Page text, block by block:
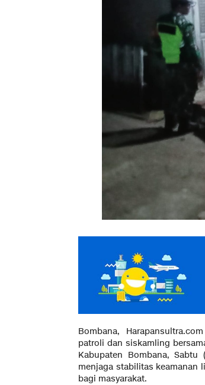
Bombana,
patroli dan siskamling
Kabupaten Bombana, Sabtu
menjaga stabilitas keamanan
bagi masyarakat.